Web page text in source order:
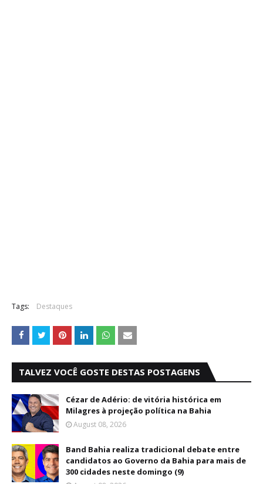
Tags: Destaques
TALVEZ VOCÊ GOSTE DESTAS POSTAGENS
Cézar de Adério: de vitória histórica em
Milagres à projeção política na Bahia
August 08, 2026
Band Bahia realiza tradicional debate entre
candidatos ao Governo da Bahia para mais de
300 cidades neste domingo (9)